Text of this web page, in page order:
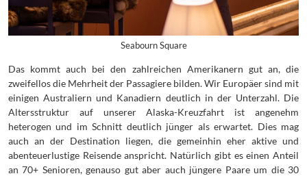
Seabourn Square
Das kommt auch bei den zahlreichen Amerikanern gut an, die
zweifellos die Mehrheit der Passagiere bilden. Wir Europäer sind mit
einigen Australiern und Kanadiern deutlich in der Unterzahl. Die
Altersstruktur auf unserer Alaska-Kreuzfahrt ist angenehm
heterogen und im Schnitt deutlich jünger als erwartet. Dies mag
auch an der Destination liegen, die gemeinhin eher aktive und
abenteuerlustige Reisende anspricht. Natürlich gibt es einen Anteil
an 70+ Senioren, genauso gut aber auch jüngere Paare um die 30